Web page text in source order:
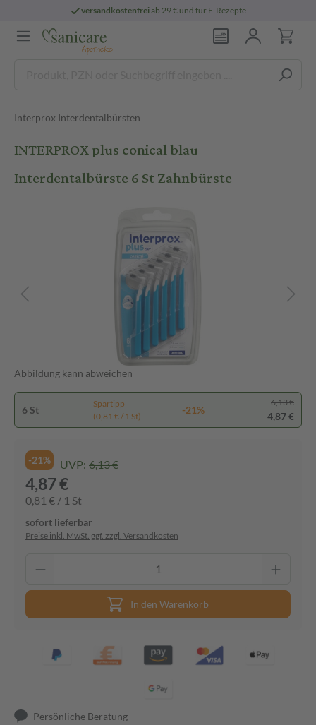
versandkostenfreiab 29 € und für E-Rezepte
Interprox Interdentalbürsten
INTERPROX plus conical blau
Interdentalbürste 6 St Zahnbürste
Abbildung kann abweichen
6 St
Spartipp
(0,81 € / 1 St)
-21%
6,13 €
4,87 €
-21% UVP: 6,13 €
4,87 €
0,81 € / 1 St
sofort lieferbar
Preise inkl. MwSt. ggf. zzgl. Versandkosten
In den Warenkorb
Persönliche Beratung